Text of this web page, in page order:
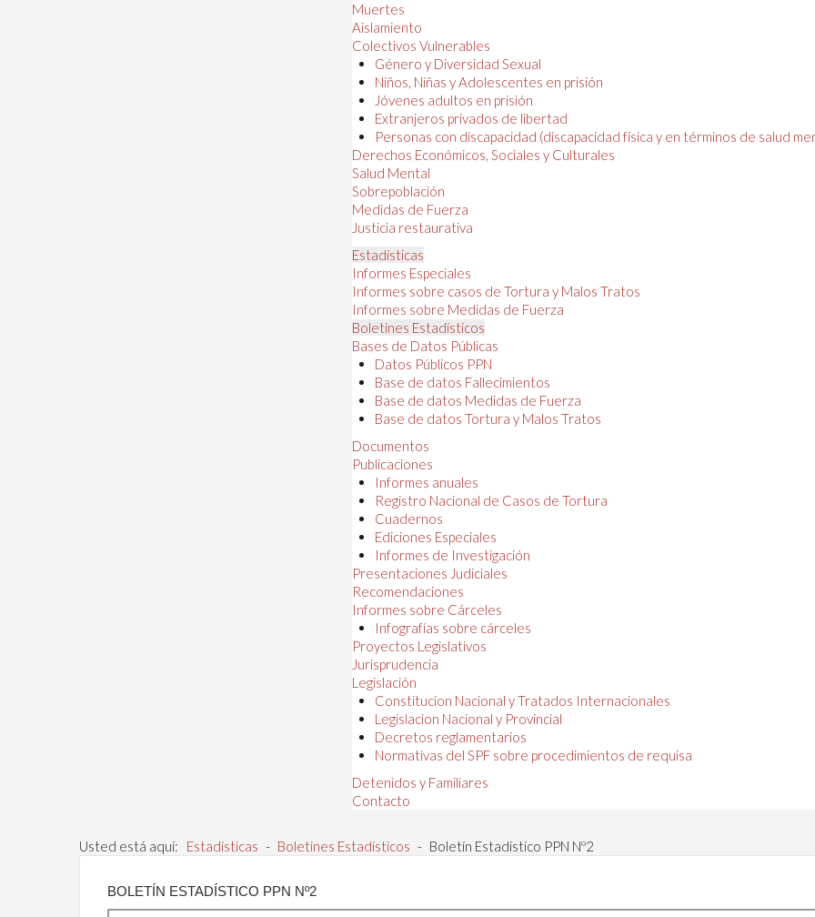
Muertes
Aislamiento
Colectivos Vulnerables
Género y Diversidad Sexual
Niños, Niñas y Adolescentes en prisión
Jóvenes adultos en prisión
Extranjeros privados de libertad
Personas con discapacidad (discapacidad física y en términos de salud
Derechos Económicos, Sociales y Culturales
Salud Mental
Sobrepoblación
Medidas de Fuerza
Justicia restaurativa
Estadísticas
Informes Especiales
Informes sobre casos de Tortura y Malos Tratos
Informes sobre Medidas de Fuerza
Boletines Estadísticos
Bases de Datos Públicas
Datos Públicos PPN
Base de datos Fallecimientos
Base de datos Medidas de Fuerza
Base de datos Tortura y Malos Tratos
Documentos
Publicaciones
Informes anuales
Registro Nacional de Casos de Tortura
Cuadernos
Ediciones Especiales
Informes de Investigación
Presentaciones Judiciales
Recomendaciones
Informes sobre Cárceles
Infografías sobre cárceles
Proyectos Legislativos
Jurisprudencia
Legislación
Constitucion Nacional y Tratados Internacionales
Legislacion Nacional y Provincial
Decretos reglamentarios
Normativas del SPF sobre procedimientos de requisa
Detenidos y Familiares
Contacto
Usted está aquí: Estadísticas - Boletines Estadísticos - Boletín Estadístico PPN Nº2
BOLETÍN ESTADÍSTICO PPN Nº2